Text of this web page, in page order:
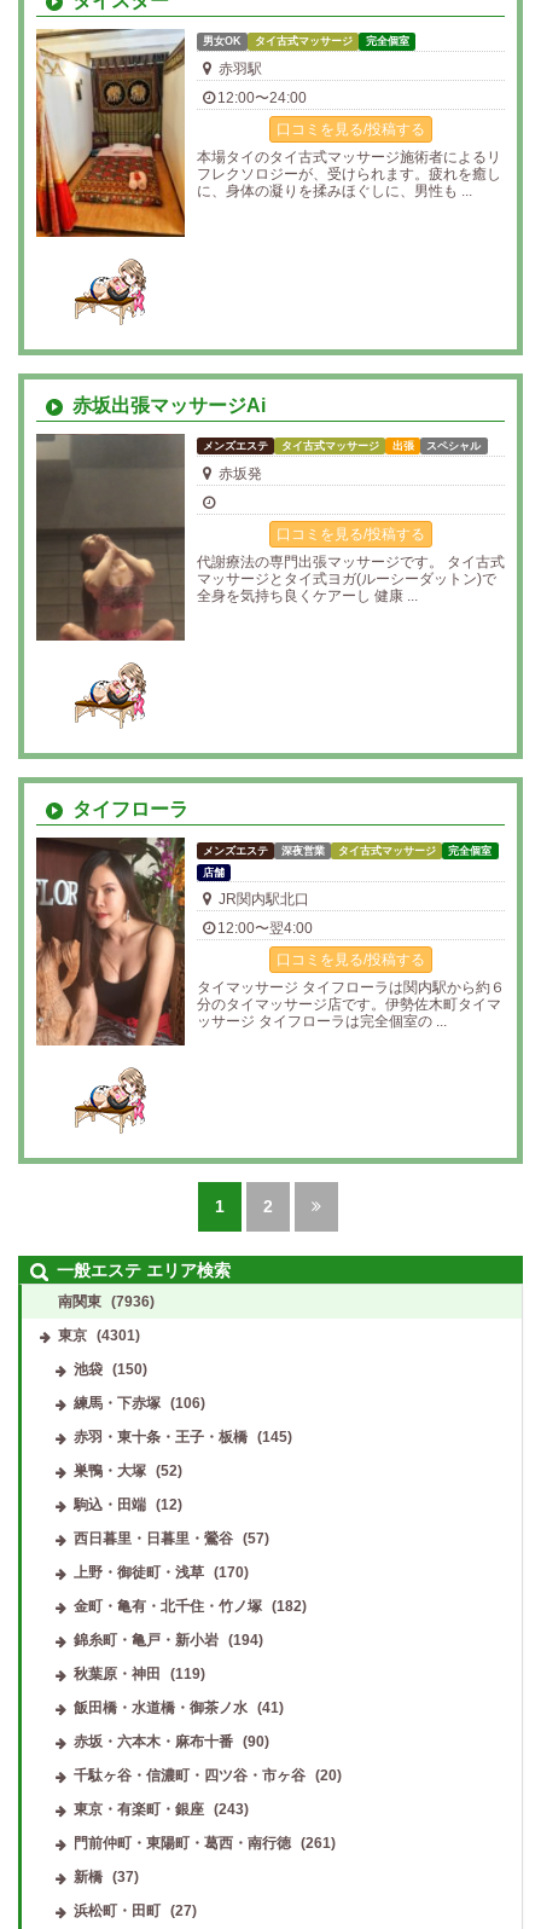
男女OK タイ古式マッサージ 完全個室
赤羽駅
12:00〜24:00
口コミを見る/投稿する
本場タイのタイ古式マッサージ施術者によるリ
フレクソロジーが、受けられます。疲れを癒し
に、身体の凝りを揉みほぐしに、男性も ...
赤坂出張マッサージAi
メンズエステ タイ古式マッサージ 出張 スペシャル
赤坂発
口コミを見る/投稿する
代謝療法の専門出張マッサージです。 タイ古式
マッサージとタイ式ヨガ(ルーシーダットン)で
全身を気持ち良くケアーし 健康 ...
タイフローラ
メンズエステ 深夜営業 タイ古式マッサージ
完全個室
店舗
JR関内駅北口
12:00〜翌4:00
口コミを見る/投稿する
タイマッサージ タイフローラは関内駅から約６
分のタイマッサージ店です。伊勢佐木町タイマ
ッサージ タイフローラは完全個室の ...
1 2
一般エステ エリア検索
南関東 (7936)
東京 (4301)
池袋
(150)
練馬・下赤塚
(106)
赤羽・東十条・王子・板橋
(145)
巣鴨・大塚
(52)
駒込・田端
(12)
西日暮里・日暮里・鶯谷
(57)
上野・御徒町・浅草
(170)
金町・亀有・北千住・竹ノ塚
(182)
錦糸町・亀戸・新小岩
(194)
秋葉原・神田
(119)
飯田橋・水道橋・御茶ノ水
(41)
赤坂・六本木・麻布十番
(90)
千駄ヶ谷・信濃町・四ツ谷・市ヶ谷
(20)
東京・有楽町・銀座
(243)
門前仲町・東陽町・葛西・南行徳
(261)
新橋
(37)
浜松町・田町
(27)